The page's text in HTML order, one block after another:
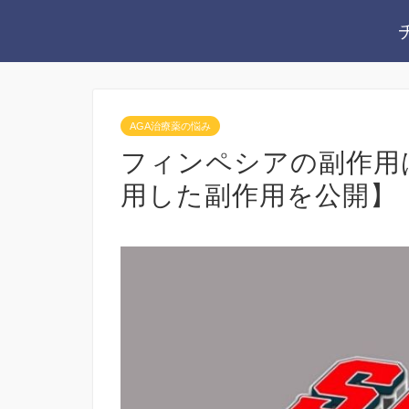
AGA治療薬の悩み
フィンペシアの副作
用した副作用を公開】